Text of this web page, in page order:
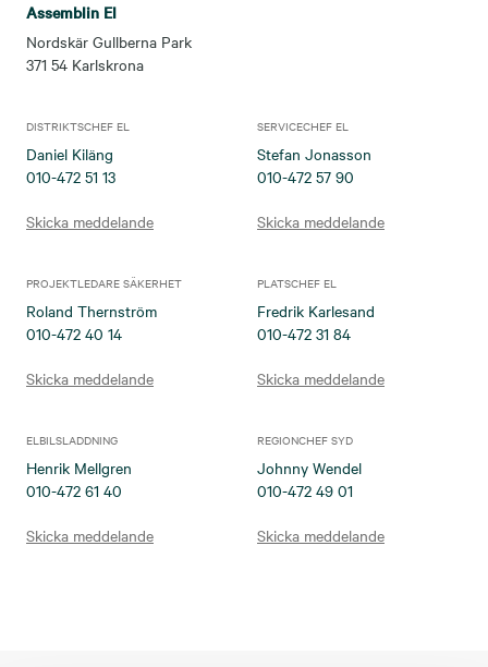
Assemblin El
Nordskär Gullberna Park
371 54 Karlskrona
DISTRIKTSCHEF EL
Daniel Kiläng
010-472 51 13
Skicka meddelande
SERVICECHEF EL
Stefan Jonasson
010-472 57 90
Skicka meddelande
PROJEKTLEDARE SÄKERHET
Roland Thernström
010-472 40 14
Skicka meddelande
PLATSCHEF EL
Fredrik Karlesand
010-472 31 84
Skicka meddelande
ELBILSLADDNING
Henrik Mellgren
010-472 61 40
Skicka meddelande
REGIONCHEF SYD
Johnny Wendel
010-472 49 01
Skicka meddelande